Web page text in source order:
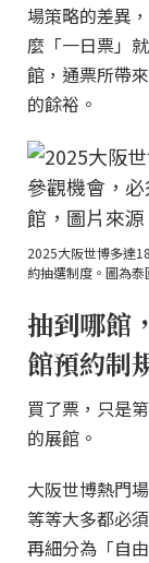
場策略的差異
麼「一日票」
館，通票所帶
的餘裕。
2025大阪世博多達
約抽選制度。圖為
抽到哪館
館預約制
買了票，只是
的展館。
大阪世博熱門
等等大多都必
再細分為「自